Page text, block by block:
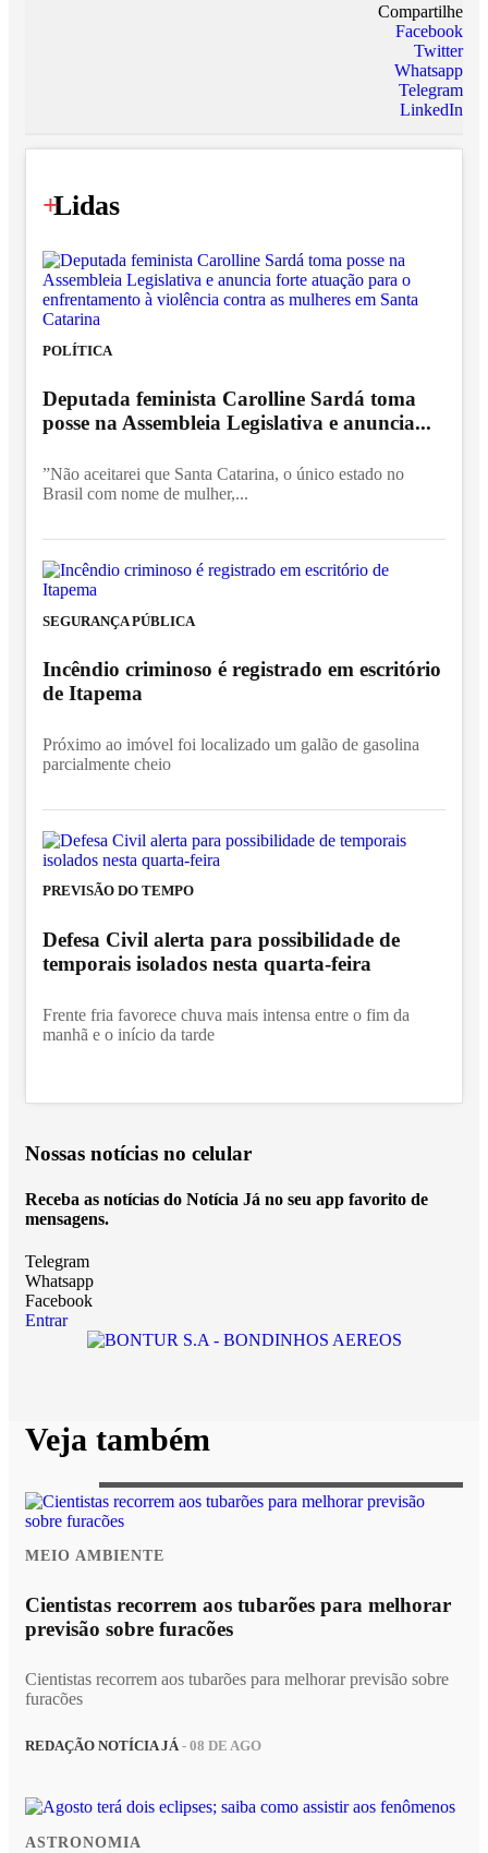
Compartilhe
Facebook
Twitter
Whatsapp
Telegram
LinkedIn
+
Lidas
POLÍTICA
Deputada feminista Carolline Sardá toma
posse na Assembleia Legislativa e anuncia...
”Não aceitarei que Santa Catarina, o único estado no
Brasil com nome de mulher,...
SEGURANÇA PÚBLICA
Incêndio criminoso é registrado em escritório
de Itapema
Próximo ao imóvel foi localizado um galão de gasolina
parcialmente cheio
PREVISÃO DO TEMPO
Defesa Civil alerta para possibilidade de
temporais isolados nesta quarta-feira
Frente fria favorece chuva mais intensa entre o fim da
manhã e o início da tarde
Nossas notícias no celular
Receba as notícias do Notícia Já no seu app favorito de
mensagens.
Telegram
Whatsapp
Facebook
Entrar
Veja também
MEIO AMBIENTE
Cientistas recorrem aos tubarões para melhorar
previsão sobre furacões
Cientistas recorrem aos tubarões para melhorar previsão sobre
furacões
REDAÇÃO NOTÍCIA JÁ- 08 DE AGO
ASTRONOMIA